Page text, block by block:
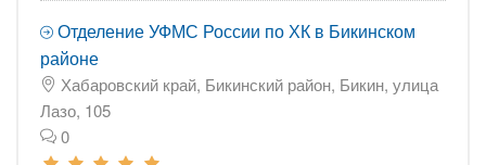
Отделение УФМС России по ХК в Бикинском
районе
Хабаровский край, Бикинский район, Бикин, улица
Лазо, 105
0